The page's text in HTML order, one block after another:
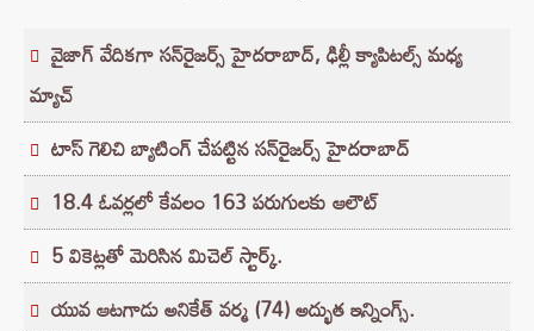
వైజాగ్ వేదికగా సన్‌రైజర్స్ హైదరాబాద్, ఢిల్లీ క్యాపిటల్స్ మధ్య
మ్యాచ్‌
టాస్ గెలిచి బ్యాటింగ్ చేపట్టిన సన్‌రైజర్స్ హైదరాబాద్
18.4 ఓవర్లలో కేవలం 163 పరుగులకు ఆలౌట్
5 వికెట్లతో మెరిసిన మిచెల్ స్టార్క్.
యువ ఆటగాడు అనికేత్ వర్మ (74) అద్భుత ఇన్నింగ్స్.